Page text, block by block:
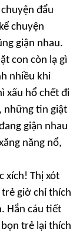
đẩu
chuyện
giận nhau.
con còn lạ gì
nhiều khi
xấu hổ chết đi
những tin giật
giận nhau
năng nổ,
xích! Thị xót
giờ chỉ thích
Hắn cáu tiết
trẻ lại thích